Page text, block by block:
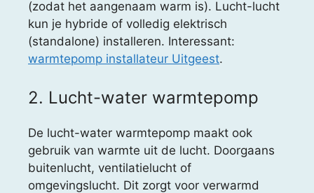
(zodat het aangenaam warm is). Lucht-lucht
kun je hybride of volledig elektrisch
(standalone) installeren. Interessant:
warmtepomp installateur Uitgeest.
2. Lucht-water warmtepomp
De lucht-water warmtepomp maakt ook
gebruik van warmte uit de lucht. Doorgaans
buitenlucht, ventilatielucht of
omgevingslucht. Dit zorgt voor verwarmd